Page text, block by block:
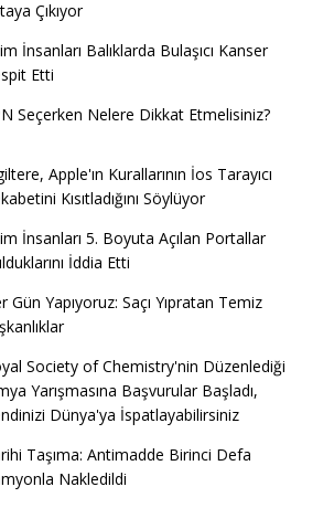
Çıkıyor
İnsanları Balıklarda Bulaşıcı Kanser
Etti
Seçerken Nelere Dikkat Etmelisiniz?
Apple'ın Kurallarının İos Tarayıcı
Kısıtladığını Söylüyor
İnsanları 5. Boyuta Açılan Portallar
İddia Etti
Gün Yapıyoruz: Saçı Yıpratan Temiz
Society of Chemistry'nin Düzenlediği
Yarışmasına Başvurular Başladı,
Dünya'ya İspatlayabilirsiniz
Taşıma: Antimadde Birinci Defa
Nakledildi